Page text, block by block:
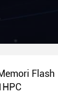
Flash